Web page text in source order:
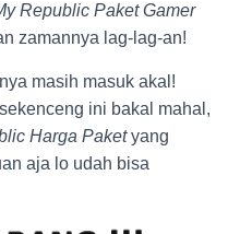
Republic Paket Gamer
zamannya lag-lag-an!
masih masuk akal!
ini bakal mahal,
Harga Paketyang
aja lo udah bisa